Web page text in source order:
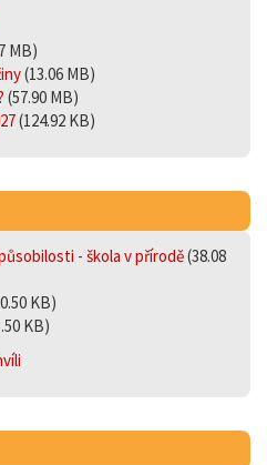
MB)
(13.06 MB)
(57.90 MB)
(124.92 KB)
- škola v přírodě(38.08
KB)
KB)